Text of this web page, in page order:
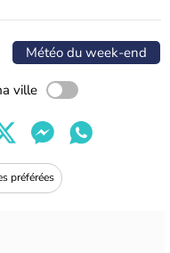
Météo du week-end
ville
préférées